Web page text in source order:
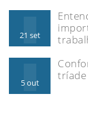
21 set
5 out
tríade